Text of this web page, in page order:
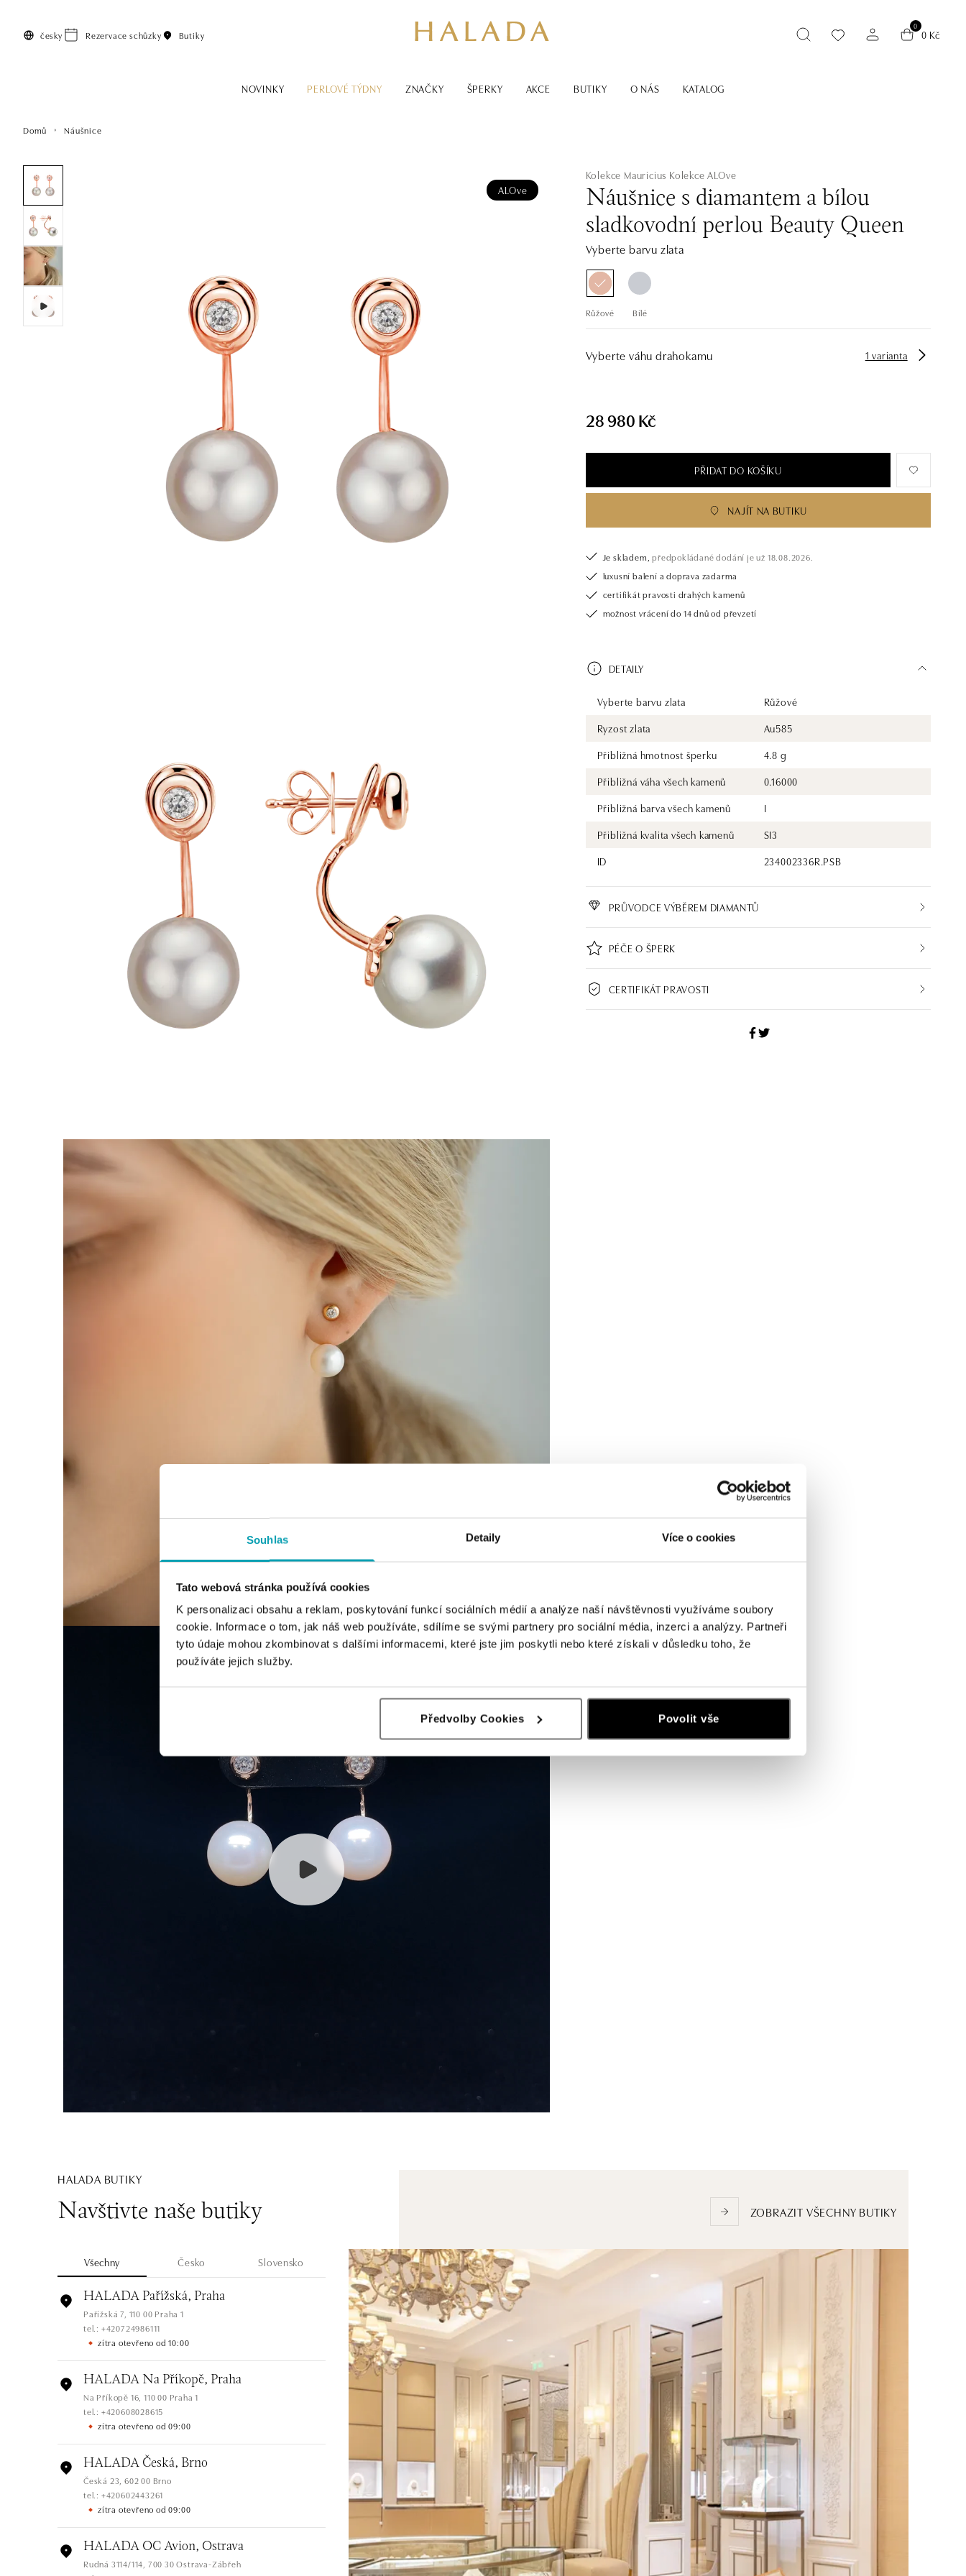
Souhlas Detaily Více o cookies
Tato webová stránka používá cookies
K personalizaci obsahu a reklam, poskytování funkcí sociálních médií a analýze naší návštěvnosti využíváme soubory
cookie. Informace o tom, jak náš web používáte, sdílíme se svými partnery pro sociální média, inzerci a analýzy. Partneři
tyto údaje mohou zkombinovat s dalšími informacemi, které jste jim poskytli nebo které získali v důsledku toho, že
používáte jejich služby.
Předvolby Cookies Povolit vše
česky Rezervace schůzky Butiky
0
0 Kč
NOVINKY PERLOVÉ TÝDNY ZNAČKY ŠPERKY AKCE BUTIKY O NÁS KATALOG
Domů Náušnice
ALOve
Kolekce Mauricius Kolekce ALOve
Náušnice s diamantem a bílou
sladkovodní perlou Beauty Queen
Vyberte barvu zlata
Růžové Bílé
Vyberte váhu drahokamu 1 varianta
28 980 Kč
PŘIDAT DO KOŠÍKU
NAJÍT NA BUTIKU
Je skladem, předpokládané dodání je už 18.08.2026.
luxusní balení a doprava zadarma
certifikát pravosti drahých kamenů
možnost vrácení do 14 dnů od převzetí
DETAILY
Vyberte barvu zlata
Růžové
Ryzost zlata
Au585
Přibližná hmotnost šperku
4.8 g
Přibližná váha všech kamenů
0.16000
Přibližná barva všech kamenů
I
Přibližná kvalita všech kamenů
SI3
ID
234002336R.PSB
PRŮVODCE VÝBĚREM DIAMANTŮ
PÉČE O ŠPERK
CERTIFIKÁT PRAVOSTI
HALADA BUTIKY
Navštivte naše butiky ZOBRAZIT VŠECHNY BUTIKY
Všechny Česko Slovensko
HALADA Pařížská, Praha
Pařížská 7, 110 00 Praha 1
tel.: +420724986111
zítra otevřeno od 10:00
HALADA Na Příkopě, Praha
Na Příkopě 16, 110 00 Praha 1
tel.: +420608028615
zítra otevřeno od 09:00
HALADA Česká, Brno
Česká 23, 602 00 Brno
tel.: +420602443261
zítra otevřeno od 09:00
HALADA OC Avion, Ostrava
Rudná 3114/114, 700 30 Ostrava-Zábřeh